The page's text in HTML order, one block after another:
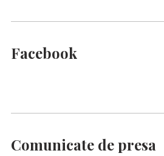
Facebook
Comunicate de presa